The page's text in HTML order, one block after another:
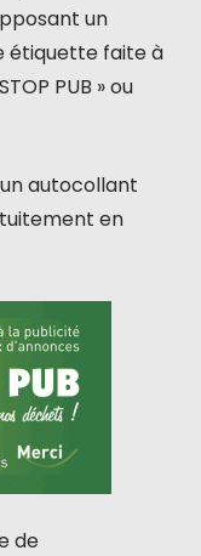
un
étiquette faite à
PUB » ou
autocollant
en
de